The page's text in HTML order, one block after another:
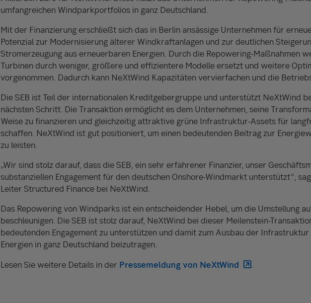
umfangreichen Windparkportfolios in ganz Deutschland.
Mit der Finanzierung erschließt sich das in Berlin ansässige Unternehmen für
Potenzial zur Modernisierung älterer Windkraftanlagen und zur deutlichen
Stromerzeugung aus erneuerbaren Energien. Durch die Repowering-Maßnahmen
Turbinen durch weniger, größere und effizientere Modelle ersetzt und weitere
vorgenommen. Dadurch kann NeXtWind Kapazitäten vervierfachen und die
Die SEB ist Teil der internationalen Kreditgebergruppe und unterstützt NeXtWind
nächsten Schritt. Die Transaktion ermöglicht es dem Unternehmen, seine
Weise zu finanzieren und gleichzeitig attraktive grüne Infrastruktur-Assets für
schaffen. NeXtWind ist gut positioniert, um einen bedeutenden Beitrag zur
zu leisten.
„Wir sind stolz darauf, dass die SEB, ein sehr erfahrener Finanzier, unser
substanziellen Engagement für den deutschen Onshore-Windmarkt unterstützt“,
Leiter Structured Finance bei NeXtWind.
Das Repowering von Windparks ist ein entscheidender Hebel, um die Umstellung
beschleunigen. Die SEB ist stolz darauf, NeXtWind bei dieser Meilenstein-
bedeutenden Engagement zu unterstützen und damit zum Ausbau der
Energien in ganz Deutschland beizutragen.
Lesen Sie weitere Details in der Pressemeldung von NeXtWind .